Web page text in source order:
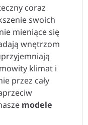
coraz
swoich
mieniące się
wnętrzom
klimat i
przez cały
modele